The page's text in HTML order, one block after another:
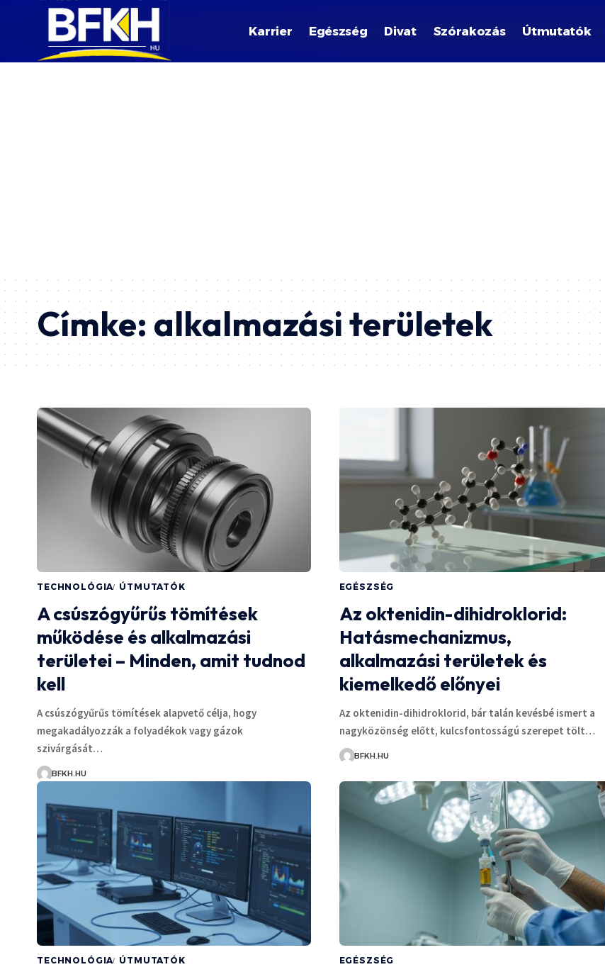
Karrier Egészség Divat Szórakozás Útmutatók
Címke:alkalmazási területek
TECHNOLÓGIA ÚTMUTATÓK
A csúszógyűrűs tömítések
működése és alkalmazási
területei – Minden, amit tudnod
kell
A csúszógyűrűs tömítések alapvető célja, hogy
megakadályozzák a folyadékok vagy gázok
szivárgását…
BFKH.HU
EGÉSZSÉG
Az oktenidin-dihidroklorid:
Hatásmechanizmus,
alkalmazási területek és
kiemelkedő előnyei
Az oktenidin-dihidroklorid, bár talán kevésbé ismert a
nagyközönség előtt, kulcsfontosságú szerepet tölt…
BFKH.HU
TECHNOLÓGIA ÚTMUTATÓK EGÉSZSÉG